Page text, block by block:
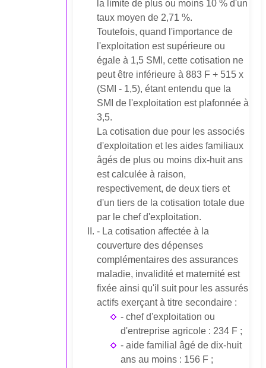
la limite de plus ou moins 10 % d'un
taux moyen de 2,71 %.
Toutefois, quand l'importance de
l'exploitation est supérieure ou
égale à 1,5 SMI, cette cotisation ne
peut être inférieure à 883 F + 515 x
(SMI - 1,5), étant entendu que la
SMI de l'exploitation est plafonnée à
3,5.
La cotisation due pour les associés
d'exploitation et les aides familiaux
âgés de plus ou moins dix-huit ans
est calculée à raison,
respectivement, de deux tiers et
d'un tiers de la cotisation totale due
par le chef d'exploitation.
- La cotisation affectée à la
couverture des dépenses
complémentaires des assurances
maladie, invalidité et maternité est
fixée ainsi qu'il suit pour les assurés
actifs exerçant à titre secondaire :
- chef d'exploitation ou
d'entreprise agricole : 234 F ;
- aide familial âgé de dix-huit
ans au moins : 156 F ;